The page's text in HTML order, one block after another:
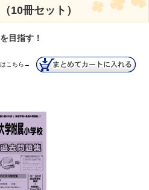
10冊セット）
目指す！
こちら→